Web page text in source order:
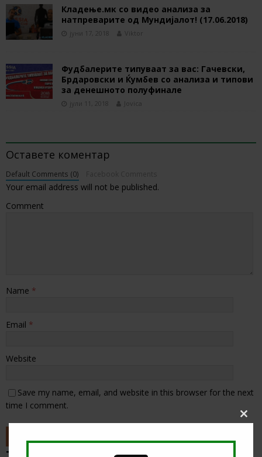
Кладење.мк со видео анализа за
натпреварите од Мундијалот! (17.06.2018)
јуни 17, 2018 Viktor
Фудбалерите типуваат за вас: Гачевски,
Брдаровски и Ќумбев со анализа и типови
за денешното полуфинале
јули 11, 2018 Jovica
Оставете коментар
Default Comments (0)
Your email address will not be published.
Comment
Name *
Email *
Website
Save my name, email, and website in this browser for the next
time I comment.